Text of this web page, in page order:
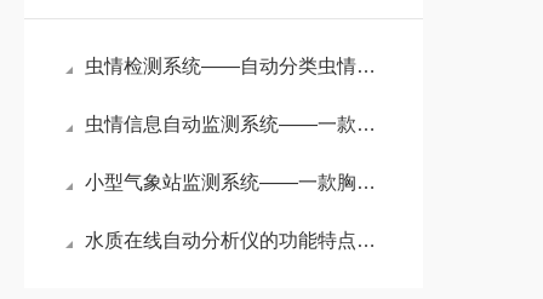
虫情检测系统——自动分类虫情测报灯的多传感器融合技术
虫情信息自动监测系统——一款洋洋得意的智能虫情测报站#2024已更新
小型气象站监测系统——一款胸怀大志的实时自动气象站2024已更新
水质在线自动分析仪的功能特点及应用领域